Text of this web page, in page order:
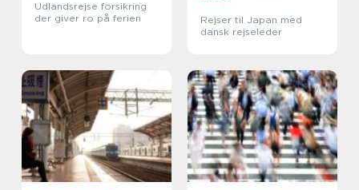
Udlandsrejse forsikring
der giver ro på ferien
Rejser til Japan med
dansk rejseleder